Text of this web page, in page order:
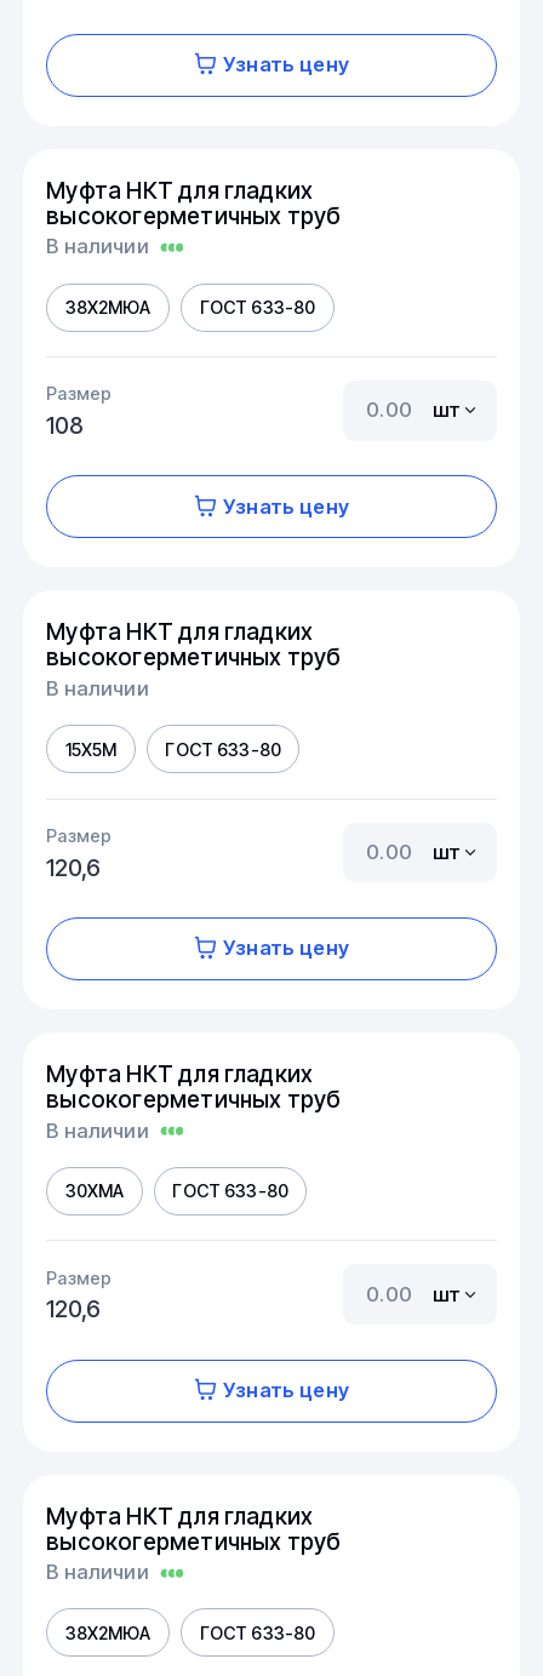
Узнать цену
Муфта НКТ для гладких
высокогерметичных труб
В наличии
38Х2МЮА ГОСТ 633-80
Размер
108
шт
Узнать цену
Муфта НКТ для гладких
высокогерметичных труб
В наличии
15Х5М ГОСТ 633-80
Размер
120,6
шт
Узнать цену
Муфта НКТ для гладких
высокогерметичных труб
В наличии
30ХМА ГОСТ 633-80
Размер
120,6
шт
Узнать цену
Муфта НКТ для гладких
высокогерметичных труб
В наличии
38Х2МЮА ГОСТ 633-80